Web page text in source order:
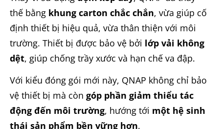
thế bằng khung carton chắc chắn, vừa giúp cố
định thiết bị hiệu quả, vừa thân thiện với môi
trường. Thiết bị được bảo vệ bởi lớp vải không
dệt, giúp chống trầy xước và hạn chế va đập.
Với kiểu đóng gói mới này, QNAP không chỉ bảo
vệ thiết bị mà còn góp phần giảm thiểu tác
động đến môi trường, hướng tới một hệ sinh
thái sản phẩm bền vững hơn.